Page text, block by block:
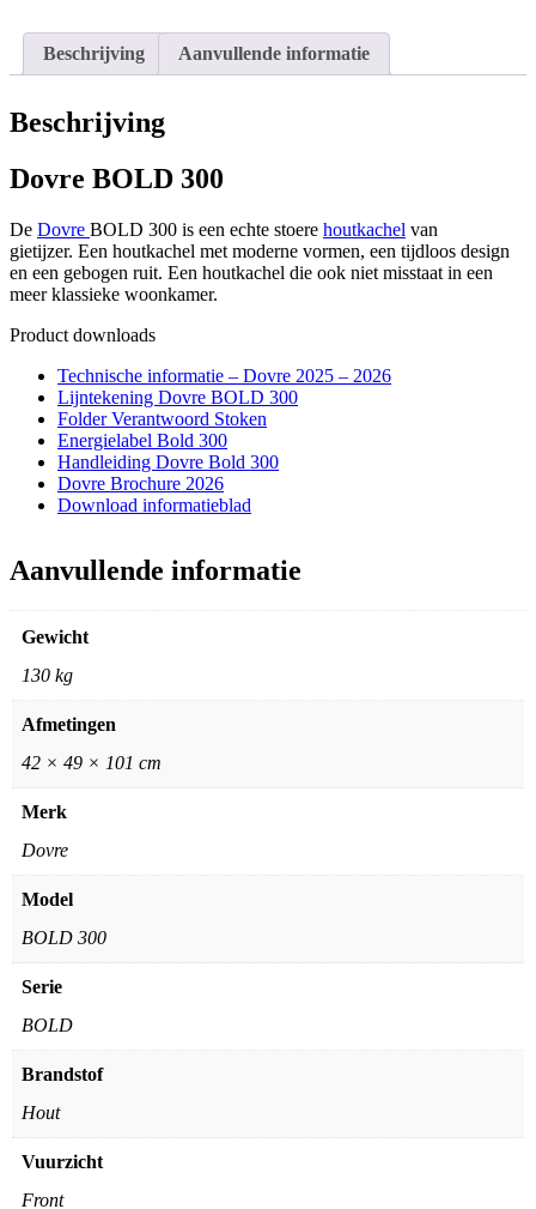
Beschrijving Aanvullende informatie
Beschrijving
Dovre BOLD 300
De Dovre BOLD 300 is een echte stoere houtkachel van
gietijzer. Een houtkachel met moderne vormen, een tijdloos design
en een gebogen ruit. Een houtkachel die ook niet misstaat in een
meer klassieke woonkamer.
Product downloads
Technische informatie – Dovre 2025 – 2026
Lijntekening Dovre BOLD 300
Folder Verantwoord Stoken
Energielabel Bold 300
Handleiding Dovre Bold 300
Dovre Brochure 2026
Download informatieblad
Aanvullende informatie
Gewicht
130 kg
Afmetingen
42 × 49 × 101 cm
Merk
Dovre
Model
BOLD 300
Serie
BOLD
Brandstof
Hout
Vuurzicht
Front